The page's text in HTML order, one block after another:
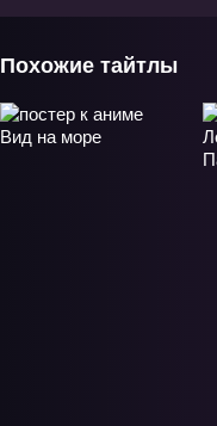
Похожие тайтлы